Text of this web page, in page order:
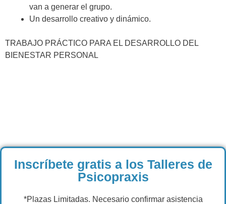
van a generar el grupo.
Un desarrollo creativo y dinámico.
TRABAJO PRÁCTICO PARA EL DESARROLLO DEL
BIENESTAR PERSONAL
Inscríbete gratis a los Talleres de
Psicopraxis
*Plazas Limitadas. Necesario confirmar asistencia